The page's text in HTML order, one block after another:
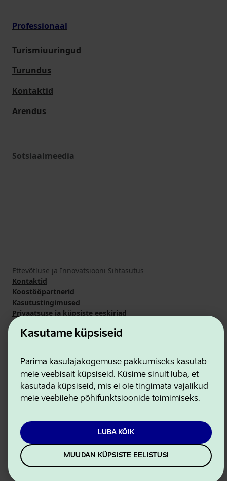
Kasutame küpsiseid
Parima kasutajakogemuse pakkumiseks kasutab
meie veebisait küpsiseid. Küsime sinult luba, et
kasutada küpsiseid, mis ei ole tingimata vajalikud
meie veebilehe põhifunktsioonide toimimiseks.
LUBA KÕIK
MUUDAN KÜPSISTE EELISTUSI
Professionaal
Turismiuuringud
Turundus
Kontaktid
Arendus
Sotsiaalmeedia
Ettevõtluse ja Innovatsiooni Sihtasutus
Kontaktid
Koostööpartnerid
Kasutustingimused
Privaatsuse ja küpsiste eeskirjad